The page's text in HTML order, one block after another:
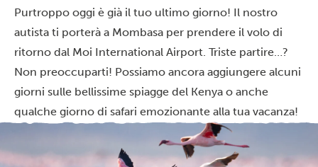
Purtroppo oggi è già il tuo ultimo giorno! Il nostro
autista ti porterà a Mombasa per prendere il volo di
ritorno dal Moi International Airport. Triste partire…?
Non preoccuparti! Possiamo ancora aggiungere alcuni
giorni sulle bellissime spiagge del Kenya o anche
qualche giorno di safari emozionante alla tua vacanza!